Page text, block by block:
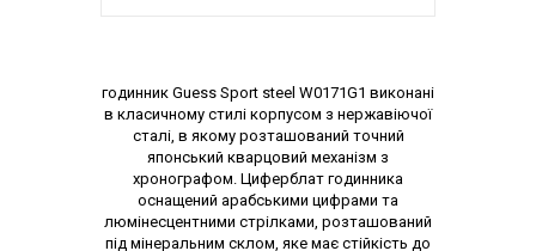
Опис товару
годинник Guess Sport steel W0171G1 виконані
в класичному стилі корпусом з нержавіючої
сталі, в якому розташований точний
японський кварцовий механізм з
хронографом. Циферблат годинника
оснащений арабськими цифрами та
люмінесцентними стрілками, розташований
під мінеральним склом, яке має стійкість до